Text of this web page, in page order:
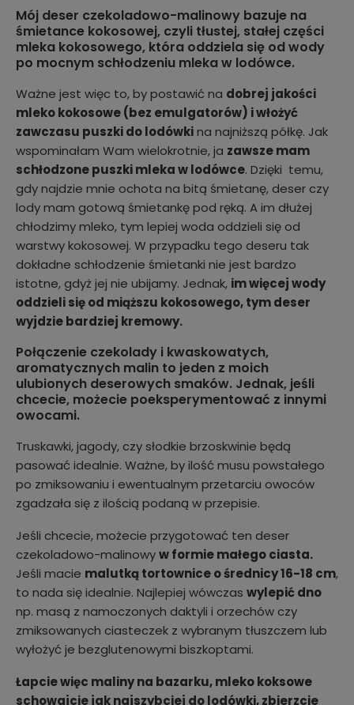
Mój deser czekoladowo-malinowy bazuje na
śmietance kokosowej, czyli tłustej, stałej części
mleka kokosowego, która oddziela się od wody
po mocnym schłodzeniu mleka w lodówce.
Ważne jest więc to, by postawić na dobrej jakości
mleko kokosowe (bez emulgatorów) i włożyć
zawczasu puszki do lodówkina najniższą półkę. Jak
wspominałam Wam wielokrotnie, ja zawsze mam
schłodzone puszki mleka w lodówce. Dzięki temu,
gdy najdzie mnie ochota na bitą śmietanę, deser czy
lody mam gotową śmietankę pod ręką. A im dłużej
chłodzimy mleko, tym lepiej woda oddzieli się od
warstwy kokosowej. W przypadku tego deseru tak
dokładne schłodzenie śmietanki nie jest bardzo
istotne, gdyż jej nie ubijamy. Jednak, im więcej wody
oddzieli się od miąższu kokosowego, tym deser
wyjdzie bardziej kremowy.
Połączenie czekolady i kwaskowatych,
aromatycznych malin to jeden z moich
ulubionych deserowych smaków. Jednak, jeśli
chcecie, możecie poeksperymentować z innymi
owocami.
Truskawki, jagody, czy słodkie brzoskwinie będą
pasować idealnie. Ważne, by ilość musu powstałego
po zmiksowaniu i ewentualnym przetarciu owoców
zgadzała się z ilością podaną w przepisie.
Jeśli chcecie, możecie przygotować ten deser
czekoladowo-malinowyw formie małego ciasta.
Jeśli macie malutką tortownice o średnicy 16-18 cm,
to nada się idealnie. Najlepiej wówczas wylepić dno
np. masą z namoczonych daktyli i orzechów czy
zmiksowanych ciasteczek z wybranym tłuszczem lub
wyłożyć je bezglutenowymi biszkoptami.
Łapcie więc maliny na bazarku, mleko koksowe
schowajcie jak najszybciej do lodówki, zbierzcie